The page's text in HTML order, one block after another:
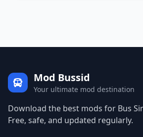
Mod Bussid
Your ultimate mod destination
Download the best mods for Bus
Free, safe, and updated regularly.